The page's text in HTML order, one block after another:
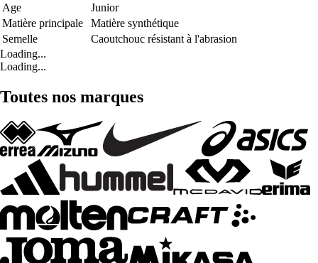
Age
Junior
Matière principale
Matière synthétique
Semelle
Caoutchouc résistant à l'abrasion
Loading...
Loading...
Toutes nos marques